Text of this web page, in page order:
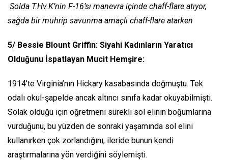
Solda T.Hv.K’nin F-16’sı manevra içinde chaff-flare atıyor,
sağda bir muhrip savunma amaçlı chaff-flare atarken
5/ Bessie Blount Griffin: Siyahi Kadınların Yaratıcı
Olduğunu İspatlayan Mucit Hemşire:
1914’te Virginia’nın Hickary kasabasında doğmuştu. Tek
odalı okul-şapelde ancak altıncı sınıfa kadar okuyabilmişti.
Solak olduğu için öğretmeni sürekli sol elinin boğumlarına
vurduğunu, bu yüzden de sonraki yaşamında sol elini
kullanırken çok zorlandığını, ileride bunun kendi
araştırmalarına yön verdiğini söylemişti.